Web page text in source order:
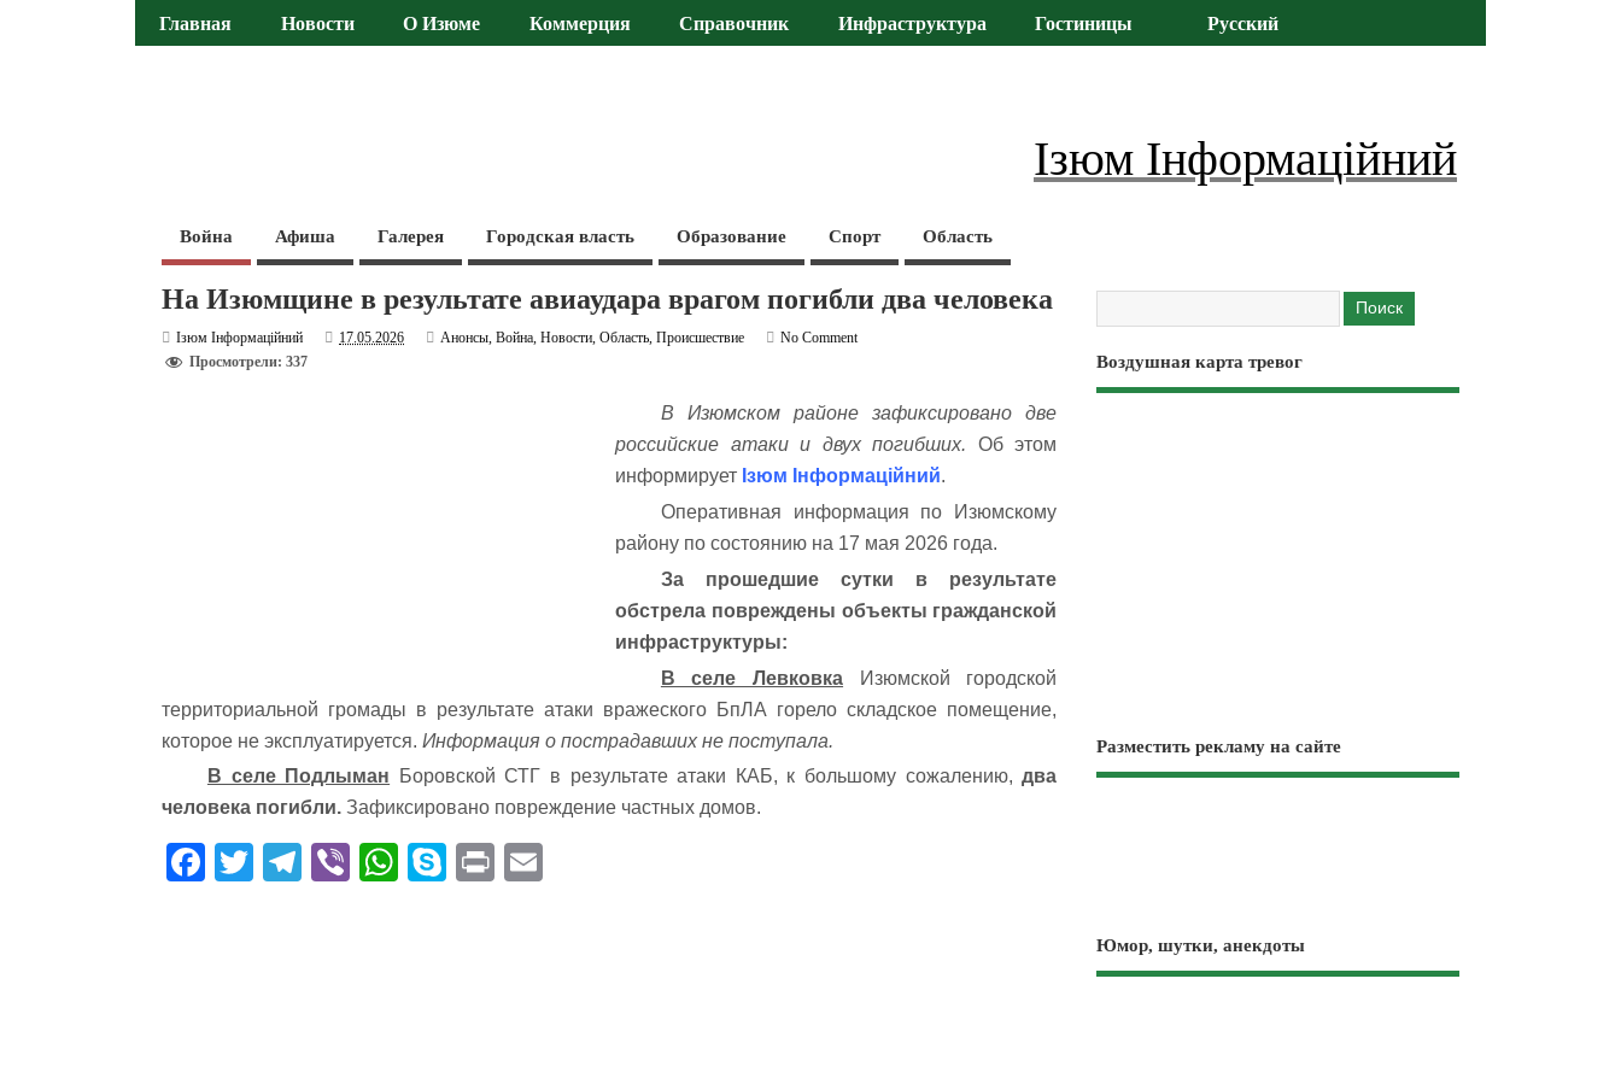
Главная Новости О Изюме Коммерция Справочник Инфраструктура Гостиницы Русский
Ізюм Інформаційний
Война Афиша Галерея Городская власть Образование Спорт Область
На Изюмщине в результате авиаудара врагом погибли два человека
Ізюм Інформаційний 17.05.2026 Анонсы,Война,Новости,Область,Происшествие
No Comment
Просмотрели: 337
В Изюмском районе зафиксировано две
российские атаки и двух погибших. Об этом
информирует Ізюм Інформаційний.
Оперативная информация по Изюмскому
району по состоянию на 17 мая 2026 года.
За прошедшие сутки в результате
обстрела повреждены объекты гражданской
инфраструктуры:
В селе Левковка Изюмской городской
территориальной громады в результате атаки вражеского БпЛА горело складское помещение,
которое не эксплуатируется.Информация о пострадавших не поступала.
В селе Подлыман Боровской СТГ в результате атаки КАБ, к большому сожалению,два
человека погибли. Зафиксировано повреждение частных домов.
Fa T
Te Vi
W
S
Pr
Воздушная карта тревог
Разместить рекламу на сайте
Юмор, шутки, анекдоты